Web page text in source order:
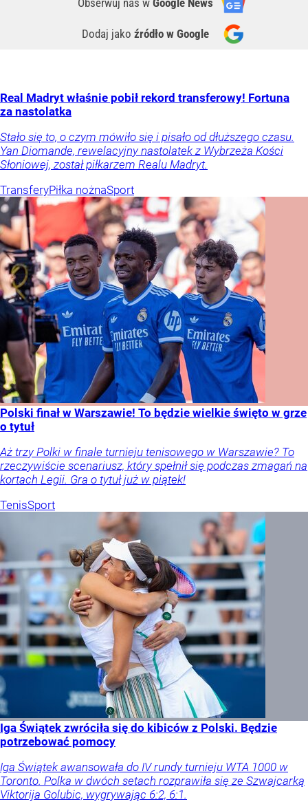
Dodaj jako źródło w Google
Real Madryt właśnie pobił rekord transferowy! Fortuna
za nastolatka
Stało się to, o czym mówiło się i pisało od dłuższego czasu.
Yan Diomande, rewelacyjny nastolatek z Wybrzeża Kości
Słoniowej, został piłkarzem Realu Madryt.
TransferyPiłka nożnaSport
Polski finał w Warszawie! To będzie wielkie święto w grze
o tytuł
Aż trzy Polki w finale turnieju tenisowego w Warszawie? To
rzeczywiście scenariusz, który spełnił się podczas zmagań na
kortach Legii. Gra o tytuł już w piątek!
TenisSport
Iga Świątek zwróciła się do kibiców z Polski. Będzie
potrzebować pomocy
Iga Świątek awansowała do IV rundy turnieju WTA 1000 w
Toronto. Polka w dwóch setach rozprawiła się ze Szwajcarką
Viktorija Golubic, wygrywając 6:2, 6:1.